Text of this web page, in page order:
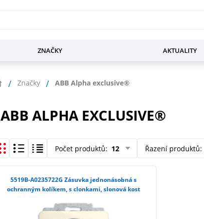
ZNAČKY AKTUALITY
Značky ABB Alpha exclusive®
ABB ALPHA EXCLUSIVE®
Počet produktů: 12 Řazení produktů:
5519B-A0235722G Zásuvka jednonásobná s
ochranným kolíkem, s clonkami, slonová kost